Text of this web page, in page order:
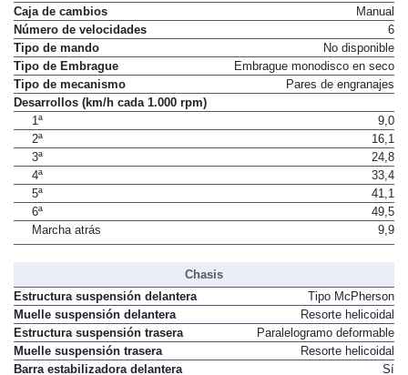
Tracción
Trasera
Caja de cambios
Manual
Número de velocidades
6
Tipo de mando
No disponible
Tipo de Embrague
Embrague monodisco en seco
Tipo de mecanismo
Desarrollos (km/h cada 1.000 rpm)
1ª
9,0
2ª
16,1
3ª
24,8
4ª
33,4
5ª
41,1
6ª
49,5
Marcha atrás
9,9
Chasis
Estructura suspensión delantera
Tipo McPherson
Muelle suspensión delantera
Resorte helicoidal
Estructura suspensión trasera
Paralelogramo deformable
Muelle suspensión trasera
Resorte helicoidal